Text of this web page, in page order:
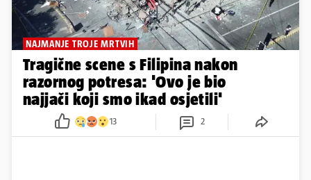
NAJMANJE TROJE MRTVIH
Tragične scene s Filipina nakon
razornog potresa: 'Ovo je bio
najjači koji smo ikad osjetili'
13 2